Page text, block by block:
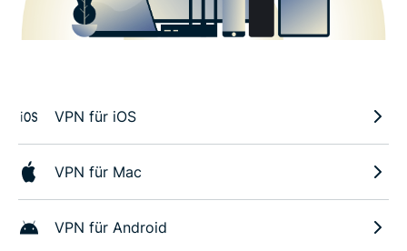
VPN für iOS
VPN für Mac
VPN für Android